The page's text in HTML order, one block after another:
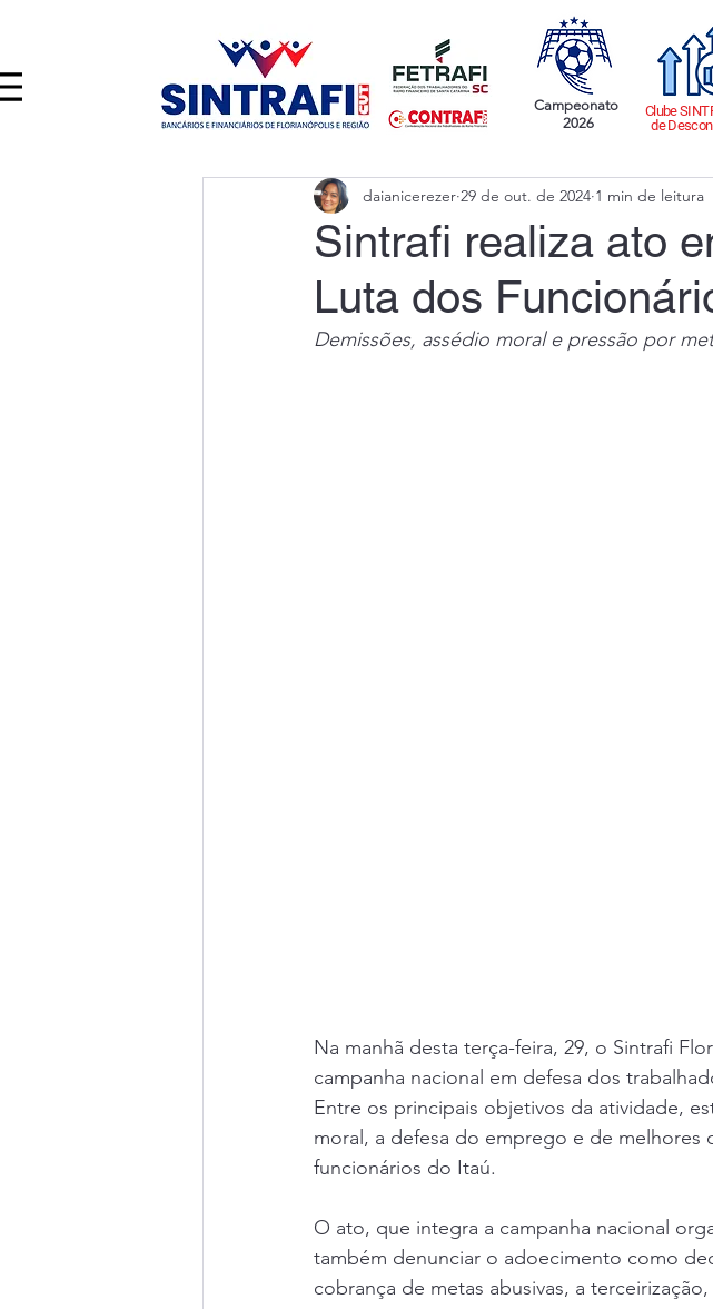
Campeonato
2026
Clube
de
Sintrafi realiza ato
Luta dos
daianicerezer 29 de out. de 2024 1 min de leitura
Demissões, assédio moral e pressão por
Na manhã desta terça-feira, 29, o Sintrafi
campanha nacional em defesa dos
Entre os principais objetivos da atividade,
moral, a defesa do emprego e de melhores
funcionários do Itaú.
O ato, que integra a campanha nacional
também denunciar o adoecimento como
cobrança de metas abusivas, a